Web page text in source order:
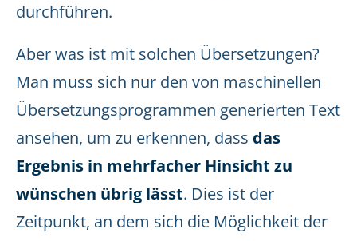
durchführen.
Aber was ist mit solchen Übersetzungen?
Man muss sich nur den von maschinellen
Übersetzungsprogrammen generierten Text
ansehen, um zu erkennen, dass das
Ergebnis in mehrfacher Hinsicht zu
wünschen übrig lässt. Dies ist der
Zeitpunkt, an dem sich die Möglichkeit der